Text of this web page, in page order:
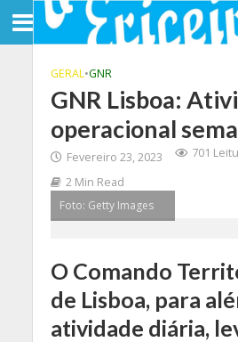
GERAL•GNR
GNR Lisboa:
operacional
Fevereiro 23, 2023
701
2 Min Read
Foto: Getty Images
O Comando
de Lisboa, para
atividade diária,